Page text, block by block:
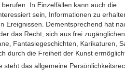
In Einzelfällen kann auch die
sein, Informationen zu
Ereignissen. Dementsprechend hat
das Recht, sich aus frei
Fantasiegeschichten, Karikaturen,
durch die Freiheit der Kunst
steht das allgemeine